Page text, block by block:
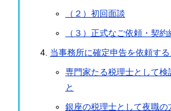
（２）初回面談
（３）正式なご依頼・契約
当事務所に確定申告を依頼する
専門家たる税理士として検
と
銀座の税理士として夜職の